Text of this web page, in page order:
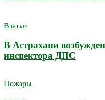
Взятки
В Астрахани
инспектора ДПС
Пожары